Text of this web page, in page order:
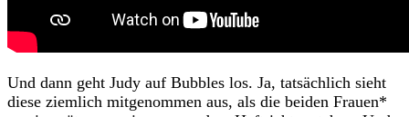
Und dann geht Judy auf Bubbles los. Ja, tatsächlich sieht
diese ziemlich mitgenommen aus, als die beiden Frauen*